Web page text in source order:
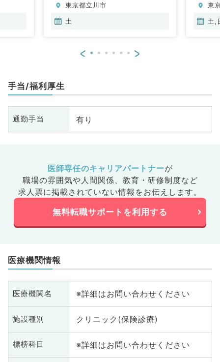
東京都立川市
土
脳
管
科
東
土,
< >
手当/福利厚生
通勤手当 有り
医師専任のキャリアパートナーが
職場の雰囲気や人間関係、 教育・研修制度など
求人票に掲載されていない情報をお伝えします。
無料転職サポートを利用する
医療機関情報
医療機関名 ※詳細はお問い合わせください
施設種別 クリニック(保険診療)
標榜科目 ※詳細はお問い合わせください